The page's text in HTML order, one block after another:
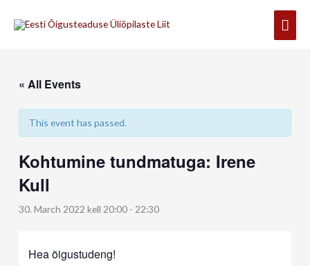
« All Events
This event has passed.
Kohtumine tundmatuga: Irene
Kull
30. March 2022 kell 20:00 -22:30
Hea õigustudeng!